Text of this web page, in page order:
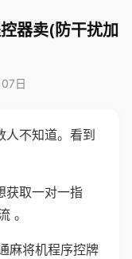
器卖(防干扰加
日
人不知道。看到
获取一对一指
。
麻将机程序控牌